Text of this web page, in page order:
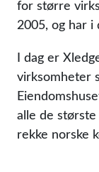
for større
2005, og har i
I dag er
virksomheter
alle de
rekke norske